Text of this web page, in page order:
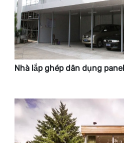
Nhà lắp ghép dân dụng panel